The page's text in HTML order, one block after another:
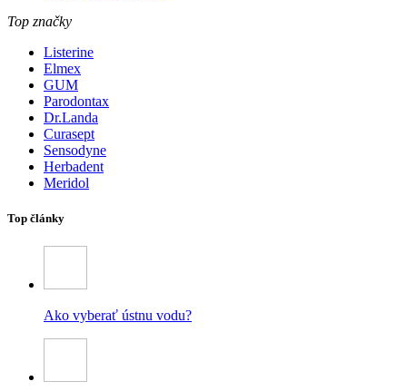
Top značky
Listerine
Elmex
GUM
Parodontax
Dr.Landa
Curasept
Sensodyne
Herbadent
Meridol
Top články
Ako vyberať ústnu vodu?